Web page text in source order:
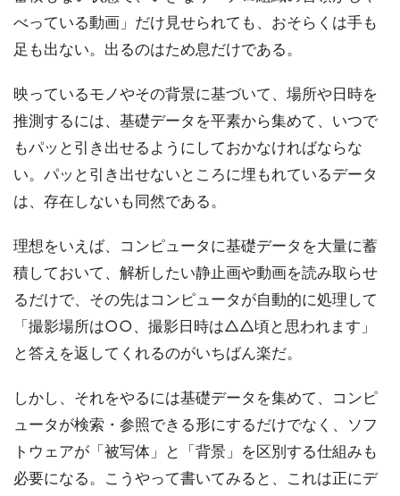
べっている動画」だけ見せられても、おそらくは手も
足も出ない。出るのはため息だけである。
映っているモノやその背景に基づいて、場所や日時を
推測するには、基礎データを平素から集めて、いつで
もパッと引き出せるようにしておかなければならな
い。パッと引き出せないところに埋もれているデータ
は、存在しないも同然である。
理想をいえば、コンピュータに基礎データを大量に蓄
積しておいて、解析したい静止画や動画を読み取らせ
るだけで、その先はコンピュータが自動的に処理して
「撮影場所は○○、撮影日時は△△頃と思われます」
と答えを返してくれるのがいちばん楽だ。
しかし、それをやるには基礎データを集めて、コンピ
ュータが検索・参照できる形にするだけでなく、ソフ
トウェアが「被写体」と「背景」を区別する仕組みも
必要になる。こうやって書いてみると、これは正にデ